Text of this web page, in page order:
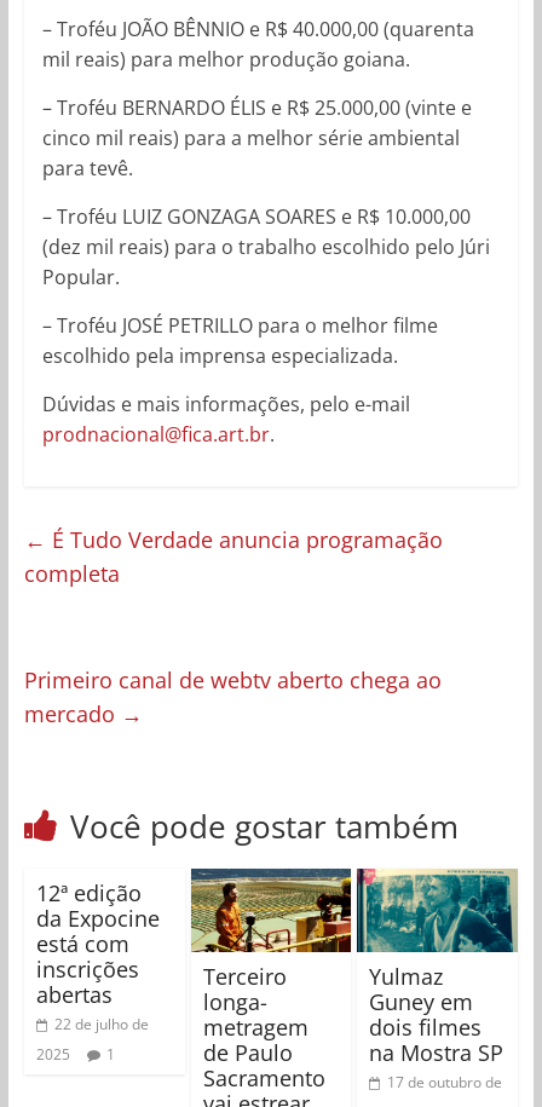
– Troféu JOÃO BÊNNIO e R$ 40.000,00 (quarenta
mil reais) para melhor produção goiana.
– Troféu BERNARDO ÉLIS e R$ 25.000,00 (vinte e
cinco mil reais) para a melhor série ambiental
para tevê.
– Troféu LUIZ GONZAGA SOARES e R$ 10.000,00
(dez mil reais) para o trabalho escolhido pelo Júri
Popular.
– Troféu JOSÉ PETRILLO para o melhor filme
escolhido pela imprensa especializada.
Dúvidas e mais informações, pelo e-mail
prodnacional@fica.art.br.
← É Tudo Verdade anuncia programação
completa
Primeiro canal de webtv aberto chega ao
mercado →
Você pode gostar também
12ª edição
da Expocine
está com
inscrições
abertas
22 de julho de
2025
1
Terceiro
longa-
metragem
de Paulo
Sacramento
Yulmaz
Guney em
dois filmes
na Mostra SP
17 de outubro de